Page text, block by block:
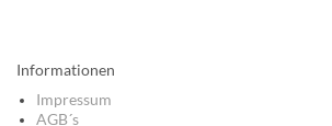
Informationen
Impressum
AGB´s